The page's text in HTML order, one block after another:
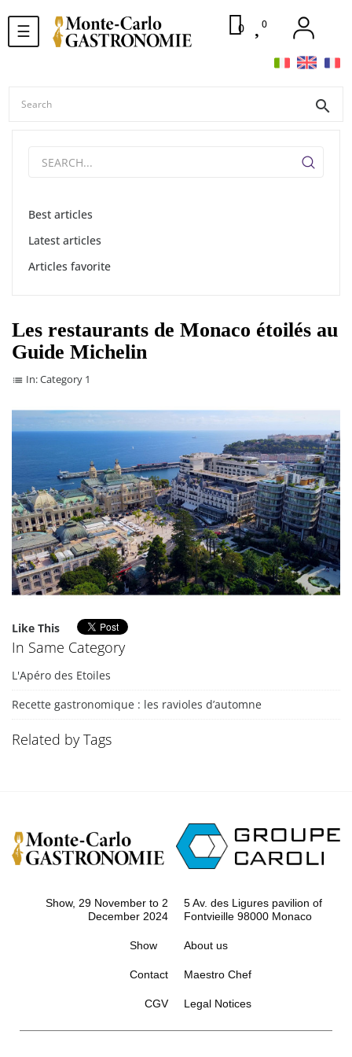
Toggle
navigation
☰
search
0 0
Best articles
Latest articles
Articles favorite
Les restaurants de Monaco étoilés au
Guide Michelin
list In:Category 1
Like This
In Same Category
L'Apéro des Etoiles
Recette gastronomique : les ravioles d’automne
Related by Tags
Show, 29 November to 2
December 2024
5 Av. des Ligures pavilion of
Fontvieille 98000 Monaco
Show
Contact
About us
Maestro Chef
CGV Legal Notices